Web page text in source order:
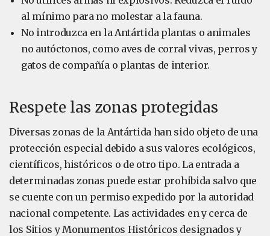
al mínimo para no molestar a la fauna.
No introduzca en la Antártida plantas o animales
no autóctonos, como aves de corral vivas, perros y
gatos de compañía o plantas de interior.
Respete las zonas protegidas
Diversas zonas de la Antártida han sido objeto de una
protección especial debido a sus valores ecológicos,
científicos, históricos o de otro tipo. La entrada a
determinadas zonas puede estar prohibida salvo que
se cuente con un permiso expedido por la autoridad
nacional competente. Las actividades en y cerca de
los Sitios y Monumentos Históricos designados y